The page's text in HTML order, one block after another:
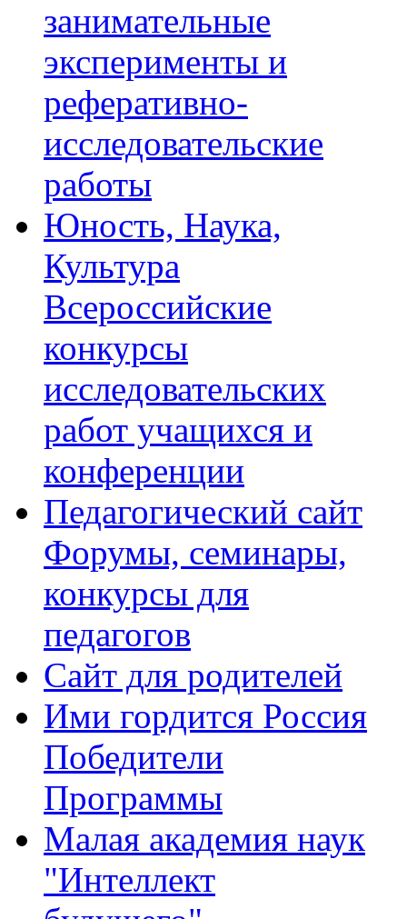
занимательные
эксперименты и
реферативно-
исследовательские
работы
Юность, Наука,
Культура
Всероссийские
конкурсы
исследовательских
работ учащихся и
конференции
Педагогический сайт
Форумы, семинары,
конкурсы для
педагогов
Сайт для родителей
Ими гордится Россия
Победители
Программы
Малая академия наук
"Интеллект